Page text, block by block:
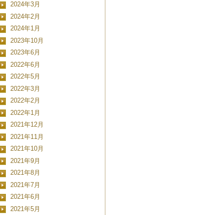
2024年3月
2024年2月
2024年1月
2023年10月
2023年6月
2022年6月
2022年5月
2022年3月
2022年2月
2022年1月
2021年12月
2021年11月
2021年10月
2021年9月
2021年8月
2021年7月
2021年6月
2021年5月